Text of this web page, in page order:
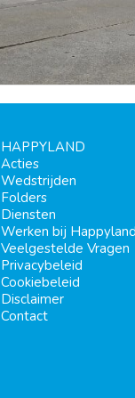
HAPPYLAND
Acties
Wedstrijden
Folders
Diensten
Werken bij Happyland
Veelgestelde Vragen
Privacybeleid
Cookiebeleid
Disclaimer
Contact